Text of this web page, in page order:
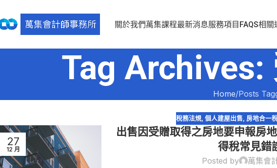
關於我們萬集課程最新消息服務項目 FAQS相關
Tag Archives:
Home Posts
27
12 月
稅務法規,個人建屋出售, 房地合一
出售因受贈取得之房地要申報房
得稅常見錯
Posted by
萬集會